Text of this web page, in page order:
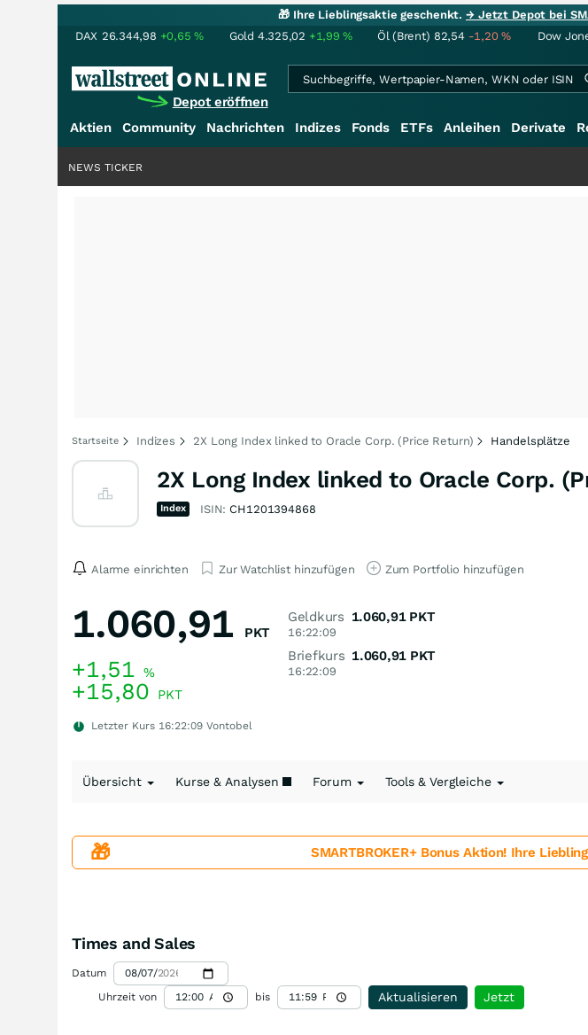
🎁 Ihre Lieblingsaktie geschenkt.→ Jetzt Depot bei
DAX 26.344,98 +0,65% Gold 4.325,02 +1,99% Öl (Brent) 82,54 -1,20% Dow
Depot eröffnen
Aktien Community Nachrichten Indizes Fonds ETFs Anleihen Derivate
NEWS TICKER
Startseite Indizes 2X Long Index linked to Oracle Corp. (Price Return) Handelsplätze
2X Long Index linked to Oracle Corp.
Index ISIN: CH1201394868
Alarme einrichten Zur Watchlist hinzufügen Zum Portfolio hinzufügen
1.060,91 PKT
+1,51 %
+15,80 PKT
Letzter Kurs 16:22:09 Vontobel
Geldkurs
16:22:09
1.060,91 PKT
Briefkurs
16:22:09
1.060,91 PKT
Übersicht Kurse & Analysen Forum Tools & Vergleiche
🎁 SMARTBROKER+ Bonus Aktion! Ihre
Times and Sales
Datum
Uhrzeit von
bis Aktualisieren Jetzt